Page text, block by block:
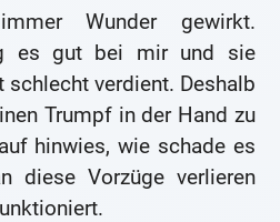
Wunder gewirkt.
es gut bei mir und sie
schlecht verdient. Deshalb
Trumpf in der Hand zu
hinwies, wie schade es
diese Vorzüge verlieren